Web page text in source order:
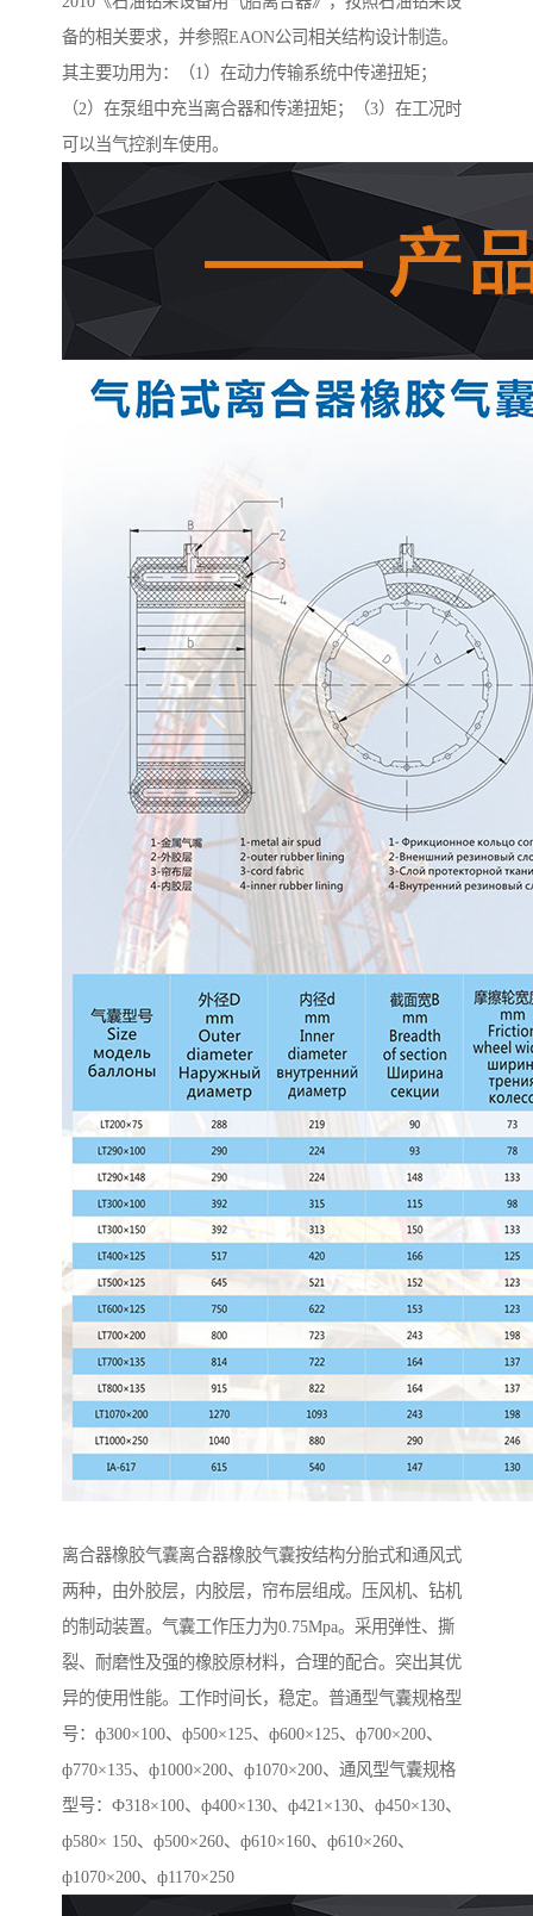
备的相关要求，并参照EAON公司相关结构设计制造。
其主要功用为：（1）在动力传输系统中传递扭矩；
（2）在泵组中充当离合器和传递扭矩；（3）在工况时
可以当气控刹车使用。
离合器橡胶气囊离合器橡胶气囊按结构分胎式和通风式
两种，由外胶层，内胶层，帘布层组成。压风机、钻机
的制动装置。气囊工作压力为0.75Mpa。采用弹性、撕
裂、耐磨性及强的橡胶原材料，合理的配合。突出其优
异的使用性能。工作时间长，稳定。普通型气囊规格型
号：ф300×100、ф500×125、ф600×125、ф700×200、
ф770×135、ф1000×200、ф1070×200、通风型气囊规格
型号：Ф318×100、ф400×130、ф421×130、ф450×130、
ф580× 150、ф500×260、ф610×160、ф610×260、
ф1070×200、ф1170×250